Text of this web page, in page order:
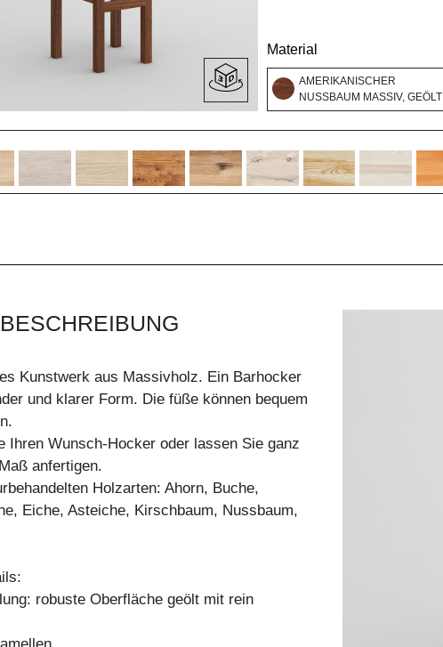
Material
AMERIKANISCHER
NUSSBAUM MASSIV, GEÖLT
Kunstwerk aus Massivholz. Ein Barhocker
und klarer Form. Die füße können bequem
Ihren Wunsch-Hocker oder lassen Sie ganz
anfertigen.
Holzarten: Ahorn, Buche,
Eiche, Asteiche, Kirschbaum, Nussbaum,
robuste Oberfläche geölt mit rein